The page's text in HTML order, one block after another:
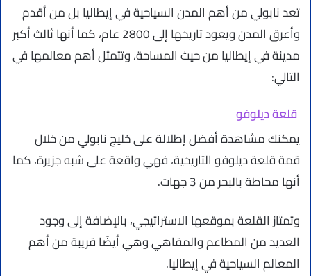
تعد نابولي من أهم المدن السياحية في إيطاليا بل من أقدم
وأعرق المدن ويعود تاريخها إلى 2800 عام، كما أنها ثالث أكبر
مدينة في إيطاليا من حيث المساحة، وتتمثل أهم معالمها في
التالي:
قلعة ديلوفو
يمكنك مشاهدة أفضل إطلالة على خليج نابولي من خلال
قمة قلعة ديلوفو التاريخية، فهي واقعة على شبه جزيرة، كما
أنها محاطة بالبحر من 3 جهات.
وتمتاز القلعة بموقعها الاستراتيجي، بالإضافة إلى وجود
العديد من المطاعم والمقاهي وهي أيضًا قريبة من أهم
المعالم السياحية في إيطاليا.